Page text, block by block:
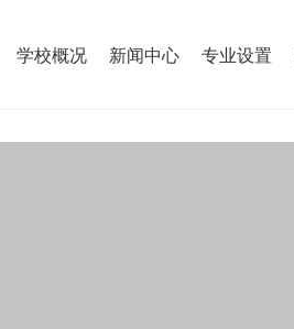
学校概况 新闻中心 专业设置